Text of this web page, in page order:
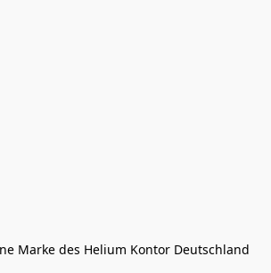
Marke des Helium Kontor Deutschland